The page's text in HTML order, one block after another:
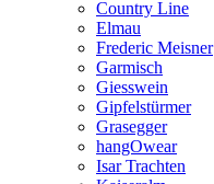
Country Line
Elmau
Frederic Meisner
Garmisch
Giesswein
Gipfelstürmer
Grasegger
hangOwear
Isar Trachten